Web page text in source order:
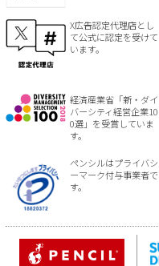
X広告認定代理店とし
て公式に認定を受けて
います。
経済産業省「新・ダイ
バーシティ経営企業10
0選」を受賞していま
す。
ペンシルはプライバシ
ーマーク付与事業者で
す。